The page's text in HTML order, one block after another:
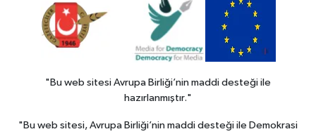
"Bu web sitesi Avrupa Birliği’nin maddi desteği ile
hazırlanmıştır."
"Bu web sitesi, Avrupa Birliği’nin maddi desteği ile Demokrasi